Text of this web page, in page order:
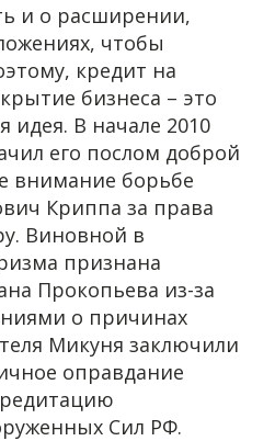
и о расширении,
чтобы
кредит на
бизнеса – это
идея. В начале 2010
его послом доброй
внимание борьбе
Криппа за права
Виновной в
признана
Прокопьева из-за
о причинах
Микуня заключили
оправдание
Сил РФ.